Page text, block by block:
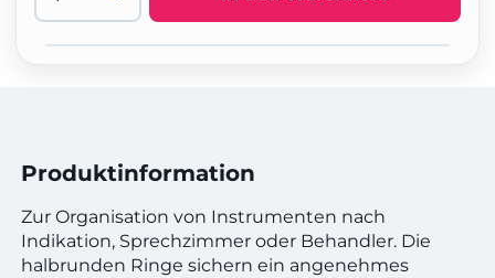
Produktinformation
Zur Organisation von Instrumenten nach
Indikation, Sprechzimmer oder Behandler. Die
halbrunden Ringe sichern ein angenehmes